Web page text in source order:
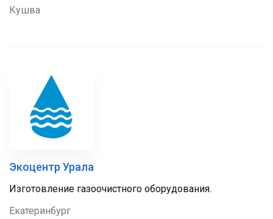
Кушва
Экоцентр Урала
Изготовление газоочистного оборудования.
Екатеринбург